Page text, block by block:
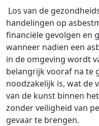
Los van de
handelingen op
financiële gevolgen en
wanneer nadien een
in de omgeving wordt
belangrijk vooraf na te
noodzakelijk is, wat de
van de kunst binnen
zonder veiligheid van
gevaar te brengen.